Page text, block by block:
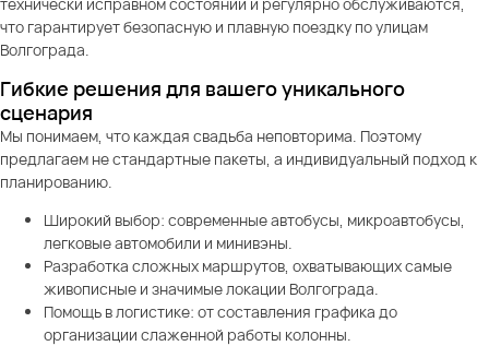
что гарантирует безопасную и плавную поездку по улицам
Волгограда.
Гибкие решения для вашего уникального
сценария
Мы понимаем, что каждая свадьба неповторима. Поэтому
предлагаем не стандартные пакеты, а индивидуальный подход к
планированию.
Широкий выбор: современные автобусы, микроавтобусы,
легковые автомобили и минивэны.
Разработка сложных маршрутов, охватывающих самые
живописные и значимые локации Волгограда.
Помощь в логистике: от составления графика до
организации слаженной работы колонны.